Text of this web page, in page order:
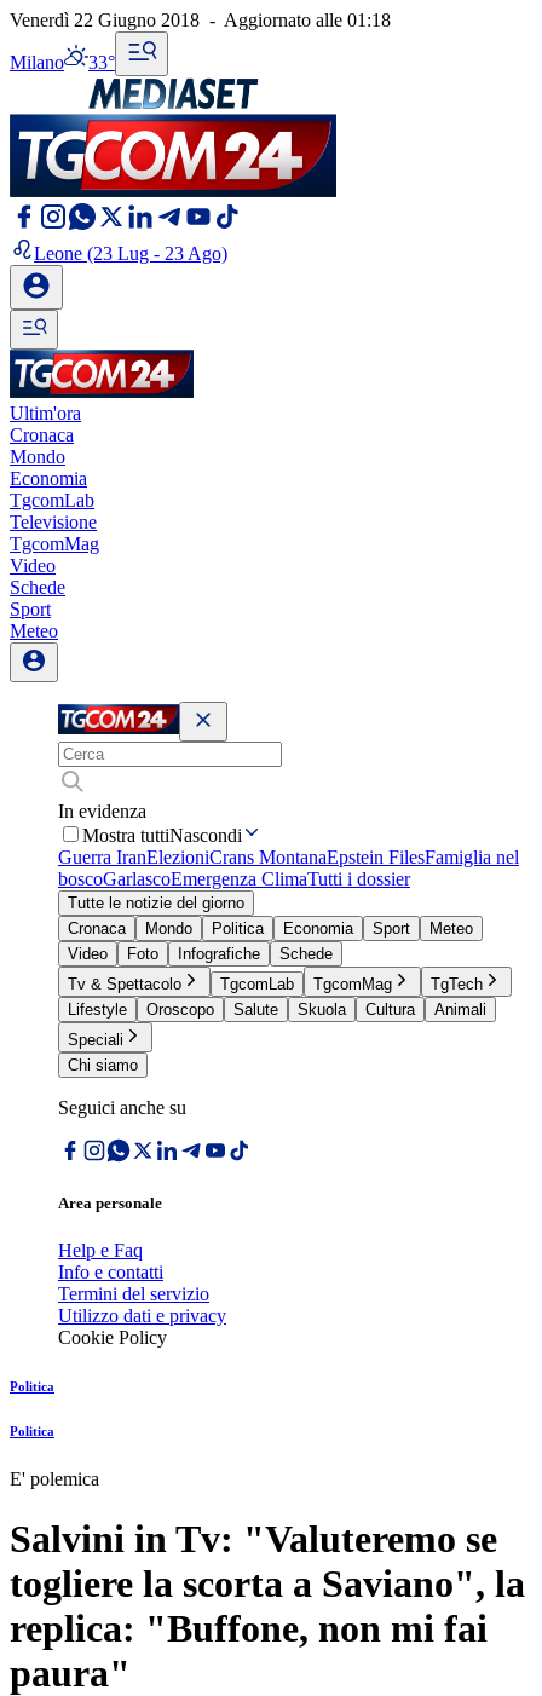
Venerdì 22 Giugno 2018 - Aggiornato alle 01:18
Milano 33°
Leone (23 Lug - 23 Ago)
Ultim'ora
Cronaca
Mondo
Economia
TgcomLab
Televisione
TgcomMag
Video
Schede
Sport
Meteo
In evidenza
Mostra tuttiNascondi
Guerra IranElezioniCrans MontanaEpstein FilesFamiglia nel
boscoGarlascoEmergenza ClimaTutti i dossier
Tutte le notizie del giorno
Cronaca
Mondo Politica Economia Sport
Meteo
Video
Foto Infografiche
Schede
Tv & Spettacolo
TgcomLab TgcomMag
TgTech
Lifestyle
Oroscopo Salute Skuola Cultura
Animali
Speciali
Chi siamo
Seguici anche su
Area personale
Help e Faq
Info e contatti
Termini del servizio
Utilizzo dati e privacy
Cookie Policy
Politica
Politica
E' polemica
Salvini in Tv: "Valuteremo se
togliere la scorta a Saviano", la
replica: "Buffone, non mi fai
paura"